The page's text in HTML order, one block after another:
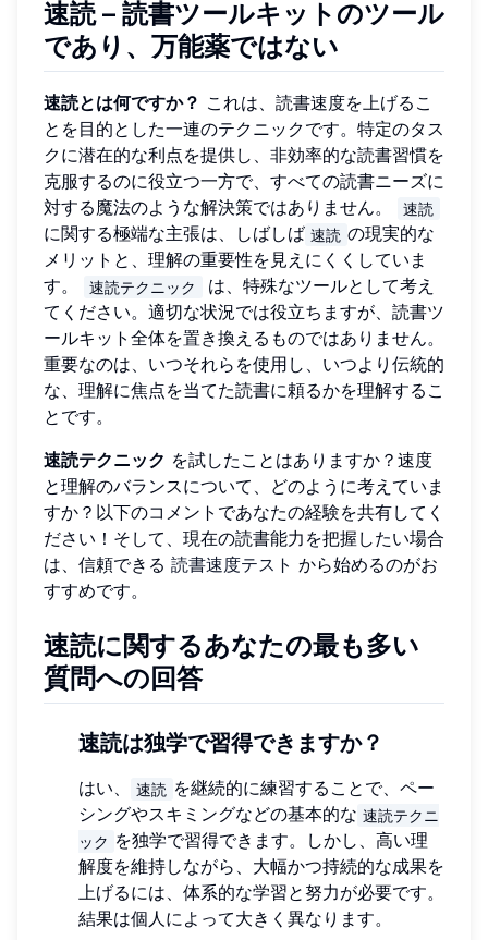
速読 – 読書ツールキットのツール
であり、万能薬ではない
速読とは何ですか？ これは、読書速度を上げるこ
とを目的とした一連のテクニックです。特定のタス
クに潜在的な利点を提供し、非効率的な読書習慣を
克服するのに役立つ一方で、すべての読書ニーズに
対する魔法のような解決策ではありません。
速読
に関する極端な主張は、しばしば 速読 の現実的な
メリットと、理解の重要性を見えにくくしていま
す。
速読テクニック
は、特殊なツールとして考え
てください。適切な状況では役立ちますが、読書ツ
ールキット全体を置き換えるものではありません。
重要なのは、いつそれらを使用し、いつより伝統的
な、理解に焦点を当てた読書に頼るかを理解するこ
とです。
速読テクニック を試したことはありますか？速度
と理解のバランスについて、どのように考えていま
すか？以下のコメントであなたの経験を共有してく
ださい！そして、現在の読書能力を把握したい場合
は、信頼できる 読書速度テスト から始めるのがお
すすめです。
速読に関するあなたの最も多い
質問への回答
速読は独学で習得できますか？
はい、 速読 を継続的に練習することで、ペー
シングやスキミングなどの基本的な 速読テクニ
ック を独学で習得できます。しかし、高い理
解度を維持しながら、大幅かつ持続的な成果を
上げるには、体系的な学習と努力が必要です。
結果は個人によって大きく異なります。